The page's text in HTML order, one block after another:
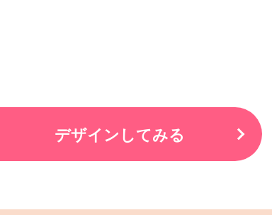
デザインしてみる